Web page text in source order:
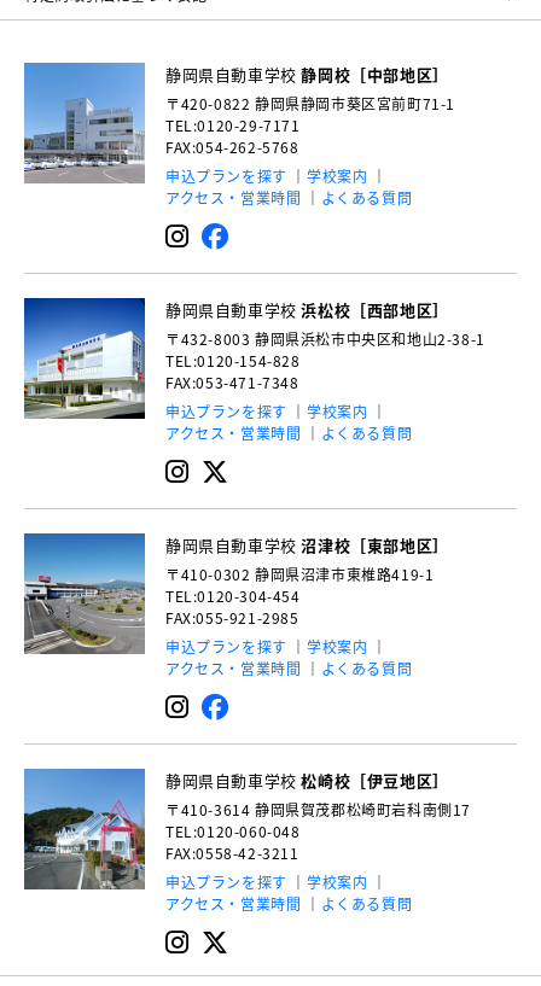
静岡県自動車学校静岡校［中部地区］
〒420-0822 静岡県静岡市葵区宮前町71-1
TEL:0120-29-7171
FAX:054-262-5768
申込プランを探す
学校案内
アクセス・営業時間
よくある質問
静岡県自動車学校浜松校［西部地区］
〒432-8003 静岡県浜松市中央区和地山2-38-1
TEL:0120-154-828
FAX:053-471-7348
申込プランを探す
学校案内
アクセス・営業時間
よくある質問
静岡県自動車学校沼津校［東部地区］
〒410-0302 静岡県沼津市東椎路419-1
TEL:0120-304-454
FAX:055-921-2985
申込プランを探す
学校案内
アクセス・営業時間
よくある質問
静岡県自動車学校松崎校［伊豆地区］
〒410-3614 静岡県賀茂郡松崎町岩科南側17
TEL:0120-060-048
FAX:0558-42-3211
申込プランを探す
学校案内
アクセス・営業時間
よくある質問